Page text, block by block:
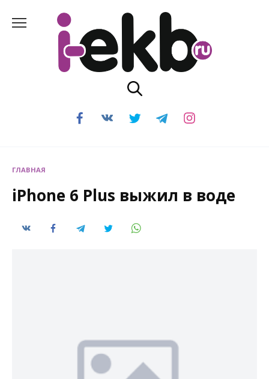
содержанию
ГЛАВНАЯ
iPhone 6 Plus выжил в воде